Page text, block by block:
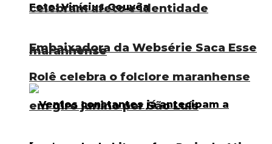
Embaixadora da Websérie Saca Esse
Rolê celebra o folclore maranhense
em giro junino por São Luís
celebram afeto e identidade
maranhense